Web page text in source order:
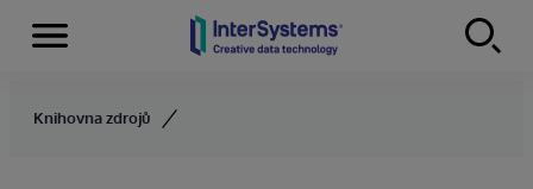
Skip to content
Menu
Knihovna zdrojů